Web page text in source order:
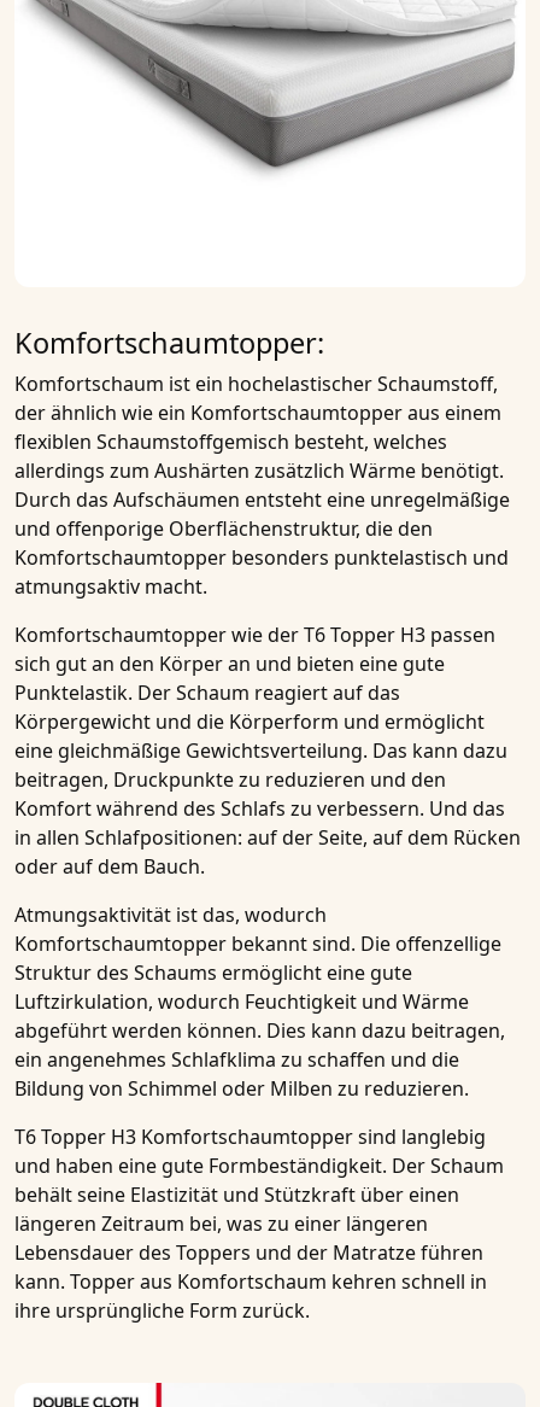
Komfortschaumtopper:
Komfortschaum ist ein hochelastischer Schaumstoff,
der ähnlich wie ein Komfortschaumtopperaus einem
flexiblen Schaumstoffgemisch besteht, welches
allerdings zum Aushärten zusätzlich Wärme benötigt.
Durch das Aufschäumen entsteht eine unregelmäßige
und offenporige Oberflächenstruktur, die den
Komfortschaumtopper besonders punktelastisch und
atmungsaktiv macht.
Komfortschaumtopperwie derT6 Topper H3 passen
sich gut an den Körper an und bieten eine gute
Punktelastik. Der Schaum reagiert auf das
Körpergewicht und die Körperform und ermöglicht
eine gleichmäßige Gewichtsverteilung. Das kann dazu
beitragen, Druckpunkte zu reduzieren und den
Komfort während des Schlafs zu verbessern. Und das
in allen Schlafpositionen: auf der Seite, auf dem Rücken
oder auf dem Bauch.
Atmungsaktivität ist das, wodurch
Komfortschaumtopper bekannt sind. Die offenzellige
Struktur des Schaums ermöglicht eine gute
Luftzirkulation, wodurch Feuchtigkeit und Wärme
abgeführt werden können. Dies kann dazu beitragen,
ein angenehmes Schlafklima zu schaffen und die
Bildung von Schimmel oder Milben zu reduzieren.
T6 Topper H3 Komfortschaumtoppersind langlebig
und haben eine gute Formbeständigkeit. Der Schaum
behält seine Elastizität und Stützkraft über einen
längeren Zeitraum bei, was zu einer längeren
Lebensdauer des Toppers und der Matratze führen
kann. Topper aus Komfortschaum kehren schnell in
ihre ursprüngliche Form zurück.